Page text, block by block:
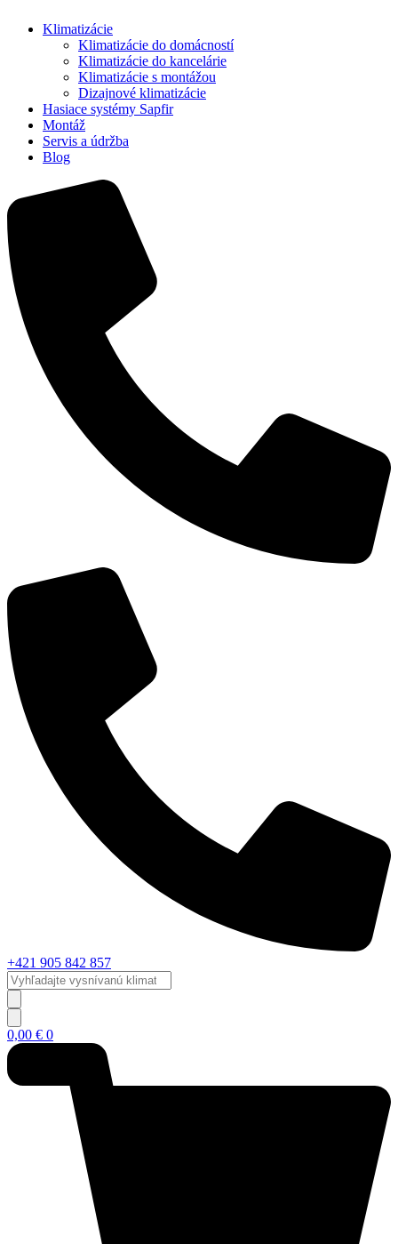
Klimatizácie
Klimatizácie do domácností
Klimatizácie do kancelárie
Klimatizácie s montážou
Dizajnové klimatizácie
Hasiace systémy Sapfir
Montáž
Servis a údržba
Blog
+421 905 842 857
Vyhľadajte
vysnívanú
klimatizáciu...
0,00 € 0